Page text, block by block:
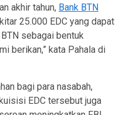
akhir tahun, Bank BTN
25.000 EDC yang dapat
sebagai bentuk
berikan,” kata Pahala di
bagi para nasabah,
EDC tersebut juga